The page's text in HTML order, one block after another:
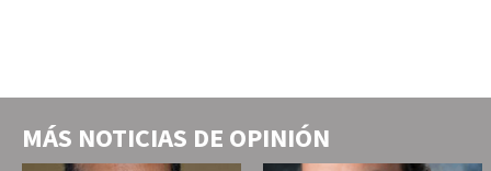
MÁS NOTICIAS DE OPINIÓN